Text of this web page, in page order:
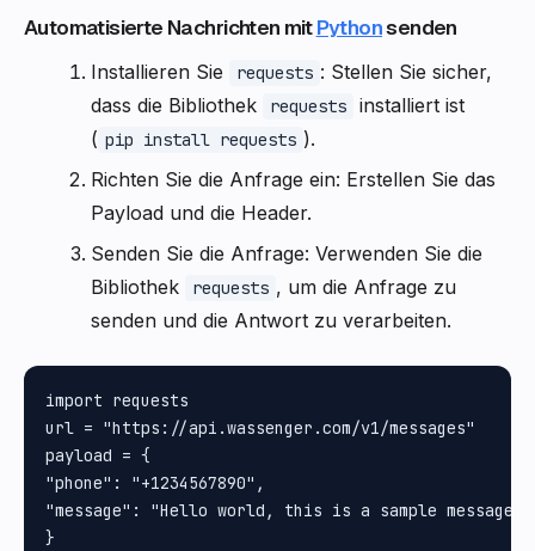
Automatisierte Nachrichten mitPythonsenden
Installieren Sie requests : Stellen Sie sicher,
dass die Bibliothek
requests
installiert ist
( pip install requests ).
Richten Sie die Anfrage ein: Erstellen Sie das
Payload und die Header.
Senden Sie die Anfrage: Verwenden Sie die
Bibliothek
requests , um die Anfrage zu
senden und die Antwort zu verarbeiten.
import requests
url = "https://api.wassenger.com/v1/messages"
payload = {
"phone": "+1234567890",
"message": "Hello world, this is a sample message"
}